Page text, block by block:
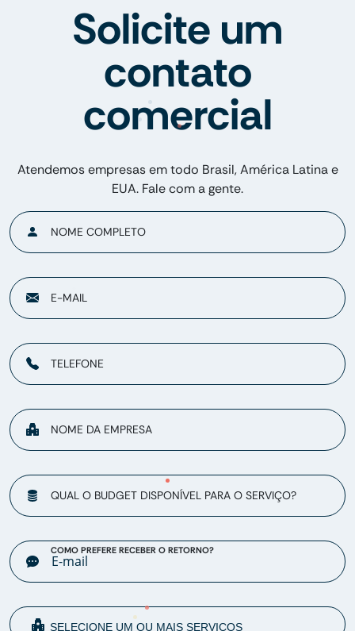
Solicite um
contato
comercial
Atendemos empresas em todo Brasil, América Latina e
EUA. Fale com a gente.
NOME COMPLETO
E-MAIL
TELEFONE
NOME DA EMPRESA
QUAL O BUDGET DISPONÍVEL PARA O SERVIÇO?
COMO PREFERE RECEBER O RETORNO?